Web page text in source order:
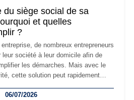
du siège social de sa
et quelles
?
de nombreux entrepreneurs
société à leur domicile afin de
les démarches. Mais avec le
cette solution peut rapidement
image de marque… Le
06/07/2026